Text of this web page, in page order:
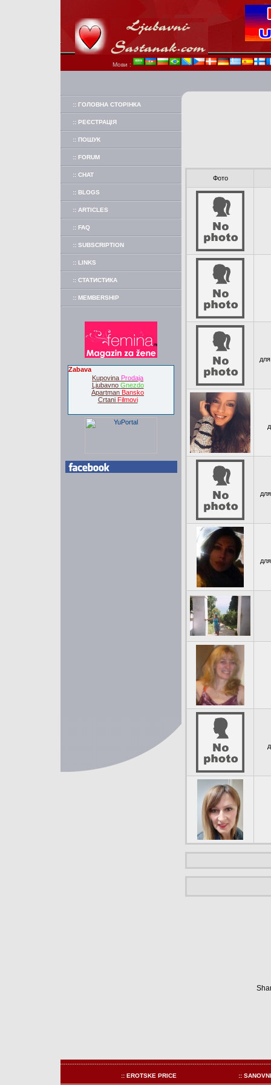
Мови :
:: ГОЛОВНА СТОРІНКА
:: РЕЄСТРАЦІЯ
:: ПОШУК
:: FORUM
:: CHAT
:: BLOGS
:: ARTICLES
:: FAQ
:: SUBSCRIPTION
:: LINKS
:: СТАТИСТИКА
:: MEMBERSHIP
Zabava
Kupovina Prodaja
Ljubavno Gnezdo
Apartman Bansko
Crtani Filmovi
Фото
:: EROTSKE PRICE ::